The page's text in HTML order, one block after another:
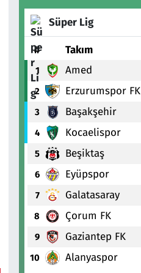
Süper Lig
# Takım
1 Amed
2 Erzurumspor FK
3 Başakşehir
4 Kocaelispor
5 Beşiktaş
6 Eyüpspor
7 Galatasaray
8 Çorum FK
9 Gaziantep FK
10 Alanyaspor